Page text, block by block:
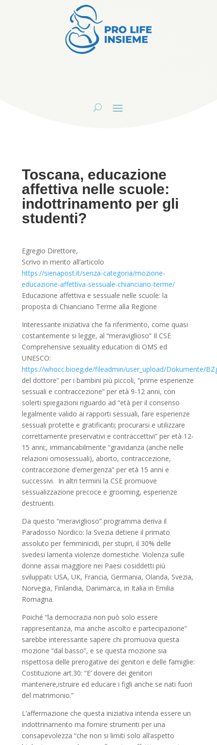
Toscana, educazione
affettiva nelle scuole:
indottrinamento per gli
studenti?
Egregio Direttore,
Scrivo in merito all’articolo
https://sienapost.it/senza-categoria/mozione-
educazione-affettiva-sessuale-chianciano-terme/
Educazione affettiva e sessuale nelle scuole: la
proposta di Chianciano Terme alla Regione
Interessante iniziativa che fa riferimento, come quasi
costantemente si legge, al “meraviglioso” Il CSE
Comprehensive sexuality education di OMS ed
UNESCO:
https://whocc.bioeg.de/fileadmin/user_upload/Dokumente/
del dottore” per i bambini più piccoli, “prime esperienze
sessuali e contraccezione” per età 9-12 anni, con
solerti spiegazioni riguardo ad “età per il consenso
legalmente valido ai rapporti sessuali, fare esperienze
sessuali protette e gratificanti; procurarsi e utilizzare
correttamente preservativi e contraccettivi” per età 12-
15 anni;, immancabilmente “gravidanza (anche nelle
relazioni omosessuali), aborto, contraccezione,
contraccezione d’emergenza” per età 15 anni e
successivi. In altri termini la CSE promuove
sessualizzazione precoce e grooming, esperienze
destruenti.
Da questo “meraviglioso” programma deriva il
Paradosso Nordico: la Svezia detiene il primato
assoluto per femminicidi, per stupri, il 30% delle
svedesi lamenta violenze domestiche. Violenza sulle
donne assai maggiore nei Paesi cosiddetti più
sviluppati: USA, UK, Francia, Germania, Olanda, Svezia,
Norvegia, Finlandia, Danimarca, in Italia in Emilia
Romagna.
Poiché “la democrazia non può solo essere
rappresentanza, ma anche ascolto e partecipazione”
sarebbe interessante sapere chi promuova questa
mozione “dal basso”, e se questa mozione sia
rispettosa delle prerogative dei genitori e delle famiglie:
Costituzione art.30: “E’ dovere dei genitori
mantenere,istruire ed educare i figli anche se nati fuori
del matrimonio.”
L’affermazione che questa iniziativa intenda essere un
indottrinamento ma fornire strumenti per una
consapevolezza “che non si limiti solo all’aspetto